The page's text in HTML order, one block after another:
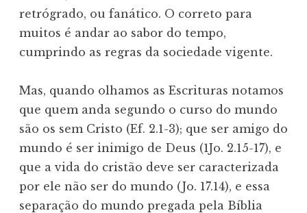
retrógrado, ou fanático. O correto para
muitos é andar ao sabor do tempo,
cumprindo as regras da sociedade vigente.
Mas, quando olhamos as Escrituras notamos
que quem anda segundo o curso do mundo
são os sem Cristo (Ef. 2.1-3); que ser amigo do
mundo é ser inimigo de Deus (1Jo. 2.15-17), e
que a vida do cristão deve ser caracterizada
por ele não ser do mundo (Jo. 17.14), e essa
separação do mundo pregada pela Bíblia